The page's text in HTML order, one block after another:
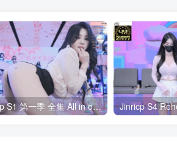
Jinricp S1 第一季 全集 All in one 合集版中文字幕